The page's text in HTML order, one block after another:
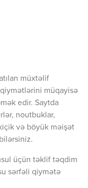
müxtəlif
müqayisə
edir. Saytda
noutbuklar,
və böyük məişət
üçün təklif təqdim
sərfəli qiymətə